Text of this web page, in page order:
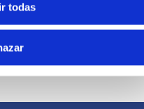
todas
00